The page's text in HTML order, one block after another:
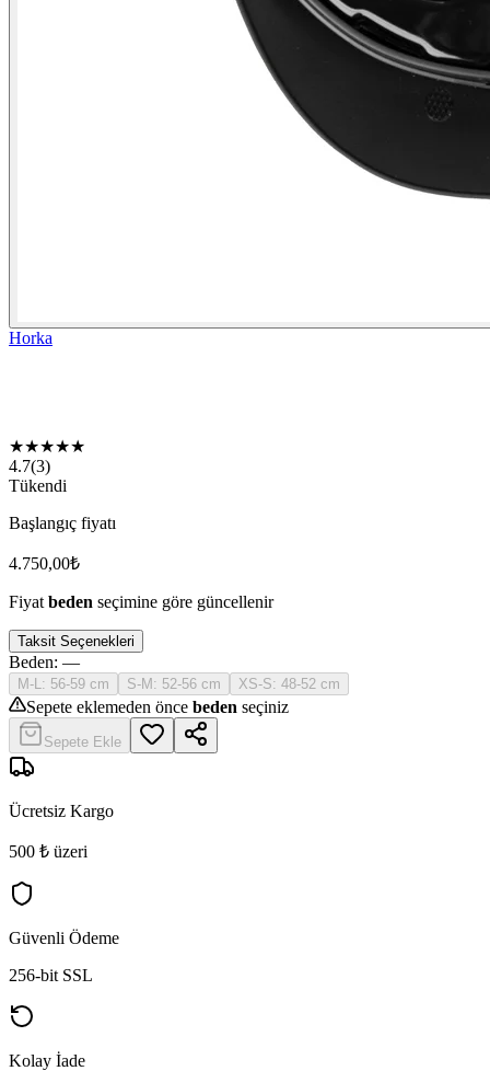
Horka
★★★★★
4.7(3)
Tükendi
Başlangıç fiyatı
4.750,00₺
Fiyat beden seçimine göre güncellenir
Taksit Seçenekleri
Beden: —
M-L: 56-59 cm S-M: 52-56 cm XS-S: 48-52 cm
Sepete eklemeden önce beden seçiniz
Sepete Ekle
Ücretsiz Kargo
500 ₺ üzeri
Güvenli Ödeme
256-bit SSL
Kolay İade